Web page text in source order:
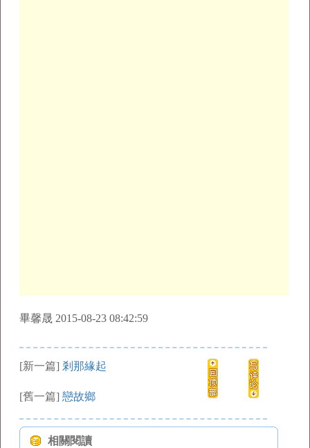
畢馨晟 2015-08-23 08:42:59
[新一篇] 剎那緣起
[舊一篇] 戀故鄉
相關閱讀